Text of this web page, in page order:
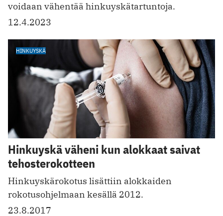
voidaan vähentää hinkuyskätartuntoja.
12.4.2023
HINKUYSKÄ
Hinkuyskä väheni kun alokkaat saivat
tehosterokotteen
Hinkuyskärokotus lisättiin alokkaiden
rokotusohjelmaan kesällä 2012.
23.8.2017